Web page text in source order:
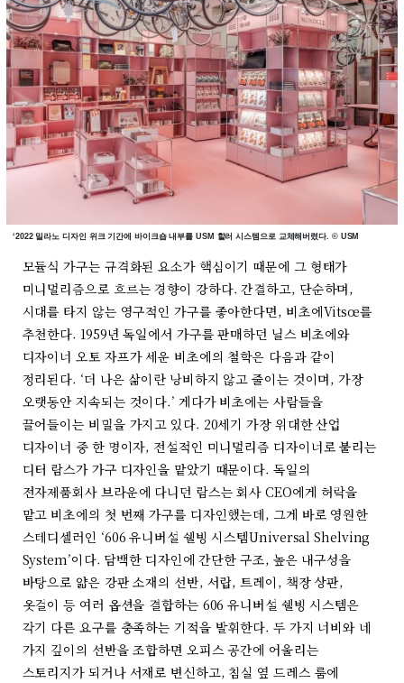
‘2022 밀라노 디자인 위크 기간에 바이크숍 내부를 USM 할러 시스템으로 교체해버렸다. © USM
모듈식 가구는 규격화된 요소가 핵심이기 때문에 그 형태가
미니멀리즘으로 흐르는 경향이 강하다. 간결하고, 단순하며,
시대를 타지 않는 영구적인 가구를 좋아한다면, 비초에Vitsœ를
추천한다. 1959년 독일에서 가구를 판매하던 닐스 비초에와
디자이너 오토 자프가 세운 비초에의 철학은 다음과 같이
정리된다. ‘더 나은 삶이란 낭비하지 않고 줄이는 것이며, 가장
오랫동안 지속되는 것이다.’ 게다가 비초에는 사람들을
끌어들이는 비밀을 가지고 있다. 20세기 가장 위대한 산업
디자이너 중 한 명이자, 전설적인 미니멀리즘 디자이너로 불리는
디터 람스가 가구 디자인을 맡았기 때문이다. 독일의
전자제품회사 브라운에 다니던 람스는 회사 CEO에게 허락을
맡고 비초에의 첫 번째 가구를 디자인했는데, 그게 바로 영원한
스테디셀러인 ‘606 유니버설 쉘빙 시스템Universal Shelving
System’이다. 담백한 디자인에 간단한 구조, 높은 내구성을
바탕으로 얇은 강판 소재의 선반, 서랍, 트레이, 책장 상판,
옷걸이 등 여러 옵션을 결합하는 606 유니버설 쉘빙 시스템은
각기 다른 요구를 충족하는 기적을 발휘한다. 두 가지 너비와 네
가지 깊이의 선반을 조합하면 오피스 공간에 어울리는
스토리지가 되거나 서재로 변신하고, 침실 옆 드레스 룸에